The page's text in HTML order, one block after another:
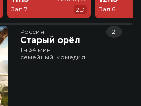
Зал 7
2D
Зал 6
Россия
Старый орёл
12+
1 ч 34 мин
семейный, комедия